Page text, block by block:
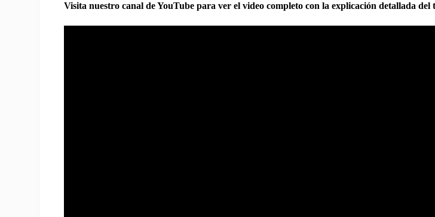
Visita nuestro canal de YouTube para ver el video completo con la explicación detallada del